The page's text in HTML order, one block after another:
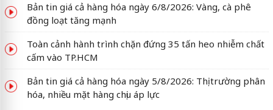
Bản tin giá cả hàng hóa ngày 6/8/2026: Vàng, cà phê
đồng loạt tăng mạnh
Toàn cảnh hành trình chặn đứng 35 tấn heo nhiễm chất
cấm vào TP.HCM
Bản tin giá cả hàng hóa ngày 5/8/2026: Thị trường phân
hóa, nhiều mặt hàng chịu áp lực